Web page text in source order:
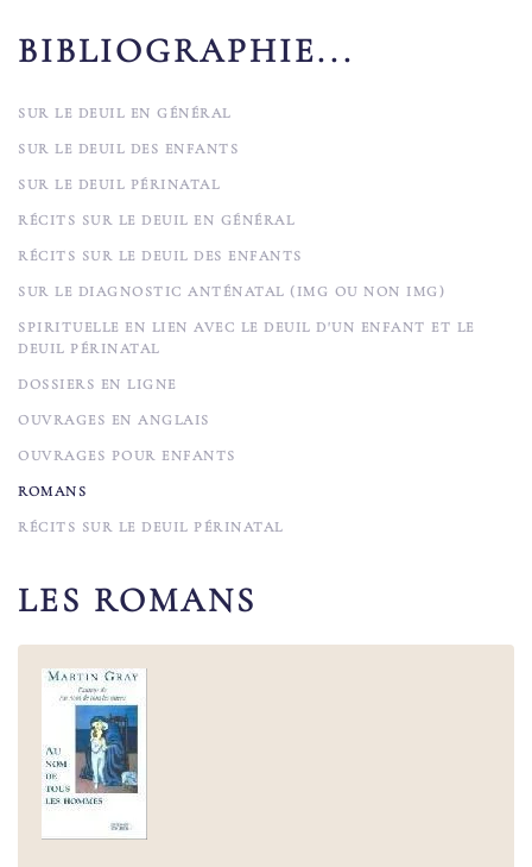
BIBLIOGRAPHIE...
SUR LE DEUIL EN GÉNÉRAL
SUR LE DEUIL DES ENFANTS
SUR LE DEUIL PÉRINATAL
RÉCITS SUR LE DEUIL EN GÉNÉRAL
RÉCITS SUR LE DEUIL DES ENFANTS
SUR LE DIAGNOSTIC ANTÉNATAL (IMG OU NON IMG)
SPIRITUELLE EN LIEN AVEC LE DEUIL D'UN ENFANT ET LE
DEUIL PÉRINATAL
DOSSIERS EN LIGNE
OUVRAGES EN ANGLAIS
OUVRAGES POUR ENFANTS
ROMANS
RÉCITS SUR LE DEUIL PÉRINATAL
LES ROMANS